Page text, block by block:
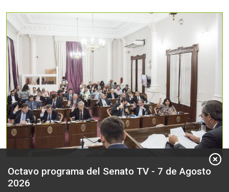
Octavo programa del Senato TV - 7 de Agosto
2026